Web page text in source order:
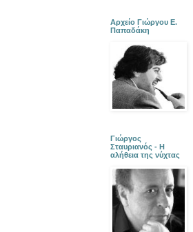
Αρχείο Γιώργου Ε.
Παπαδάκη
Γιώργος
Σταυριανός - Η
αλήθεια της νύχτας